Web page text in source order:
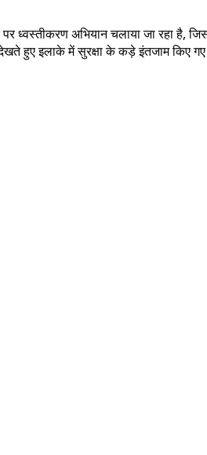
अभियान चलाया जा रहा है,
हुए इलाके में सुरक्षा के कड़े इंतजाम किए